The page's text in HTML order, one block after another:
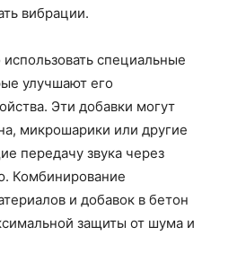
вибрации.
специальные
улучшают его
Эти добавки могут
микрошарики или другие
передачу звука через
Комбинирование
и добавок в бетон
защиты от шума и